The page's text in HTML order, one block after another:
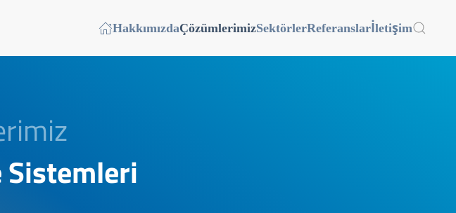
HakkımızdaÇözümlerimizSektörlerReferanslarİletişim